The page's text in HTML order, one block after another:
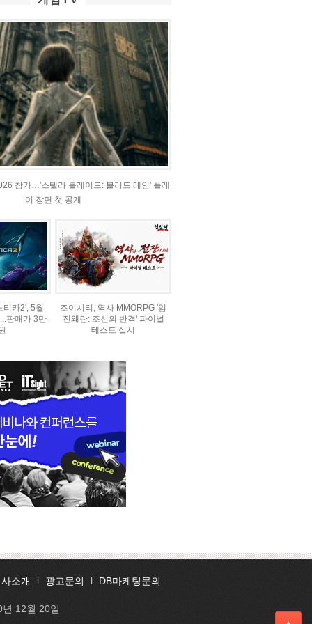
참가…'스텔라 블레이드: 블러드 레인' 플레
이 장면 첫 공개
티카2', 5월
판매가 3만
조이시티, 역사 MMORPG '임
진왜란: 조선의 반격' 파이널
테스트 실시
소개 l 광고문의 l DB마케팅문의
12월 20일